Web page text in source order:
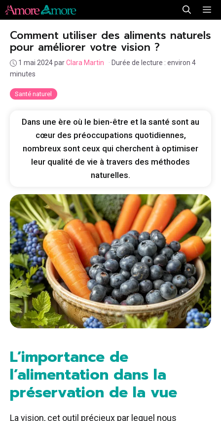
Aller
au
contenu
Santé naturel
Comment utiliser des aliments naturels
pour améliorer votre vision ?
1 mai 2024parClara Martin · Durée de lecture : environ 4
minutes
Dans une ère où le bien-être et la santé sont au
cœur des préoccupations quotidiennes,
nombreux sont ceux qui cherchent à optimiser
leur qualité de vie à travers des méthodes
naturelles.
L’importance de
l’alimentation dans la
préservation de la vue
La vision, cet outil précieux par lequel nous